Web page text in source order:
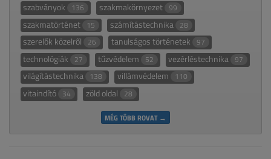
szabványok 136 szakmakörnyezet 99
szakmatörténet 15 számítástechnika 28
szerelők közelről 26 tanulságos történetek 97
technológiák 27 tűzvédelem 52 vezérléstechnika 97
világítástechnika 138 villámvédelem 110
vitaindító 34 zöld oldal 28
MÉG TÖBB ROVAT →